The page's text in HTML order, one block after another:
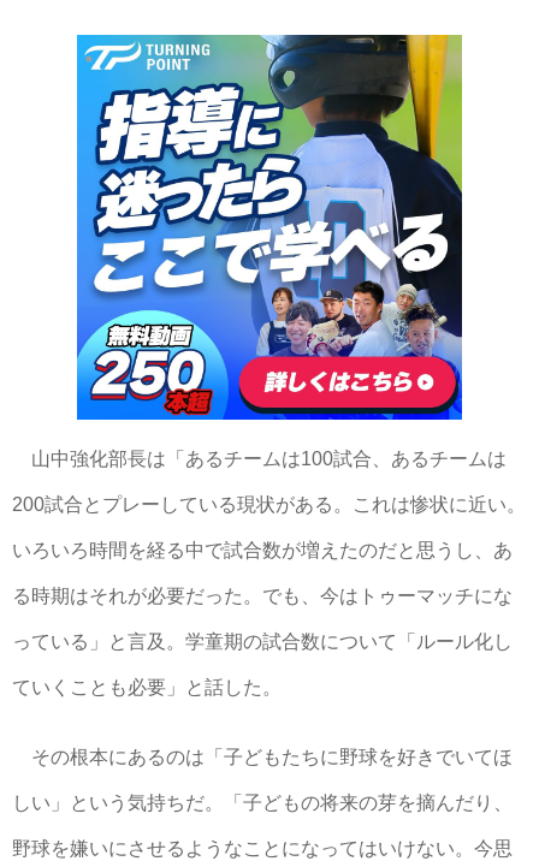
山中強化部長は「あるチームは100試合、あるチームは
200試合とプレーしている現状がある。これは惨状に近い。
いろいろ時間を経る中で試合数が増えたのだと思うし、あ
る時期はそれが必要だった。でも、今はトゥーマッチにな
っている」と言及。学童期の試合数について「ルール化し
ていくことも必要」と話した。
その根本にあるのは「子どもたちに野球を好きでいてほ
しい」という気持ちだ。「子どもの将来の芽を摘んだり、
野球を嫌いにさせるようなことになってはいけない。今思